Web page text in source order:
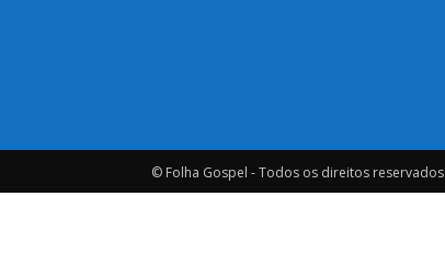
© Folha Gospel - Todos os direitos reservados